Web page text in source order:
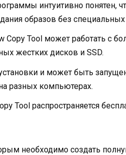
интуитивно понятен,
образов без специальных
Copy Tool может работать с
жестких дисков и SSD.
и может быть
разных компьютерах.
Tool распространяется
необходимо создать